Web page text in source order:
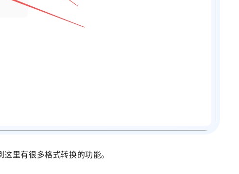
里有很多格式转换的功能。